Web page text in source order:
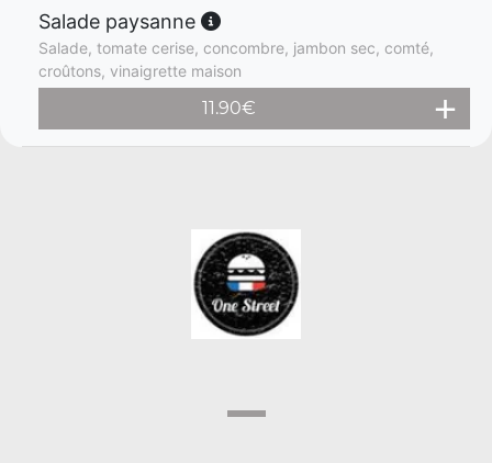
Salade paysanne
Salade, tomate cerise, concombre, jambon sec, comté,
croûtons, vinaigrette maison
11.90€